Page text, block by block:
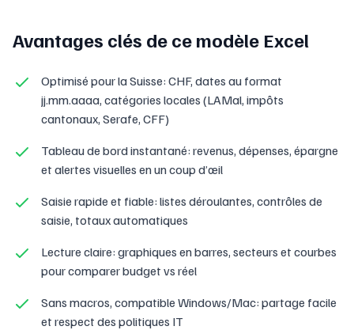
Avantages clés de ce modèle Excel
Optimisé pour la Suisse: CHF, dates au format
jj.mm.aaaa, catégories locales (LAMal, impôts
cantonaux, Serafe, CFF)
Tableau de bord instantané: revenus, dépenses, épargne
et alertes visuelles en un coup d’œil
Saisie rapide et fiable: listes déroulantes, contrôles de
saisie, totaux automatiques
Lecture claire: graphiques en barres, secteurs et courbes
pour comparer budget vs réel
Sans macros, compatible Windows/Mac: partage facile
et respect des politiques IT